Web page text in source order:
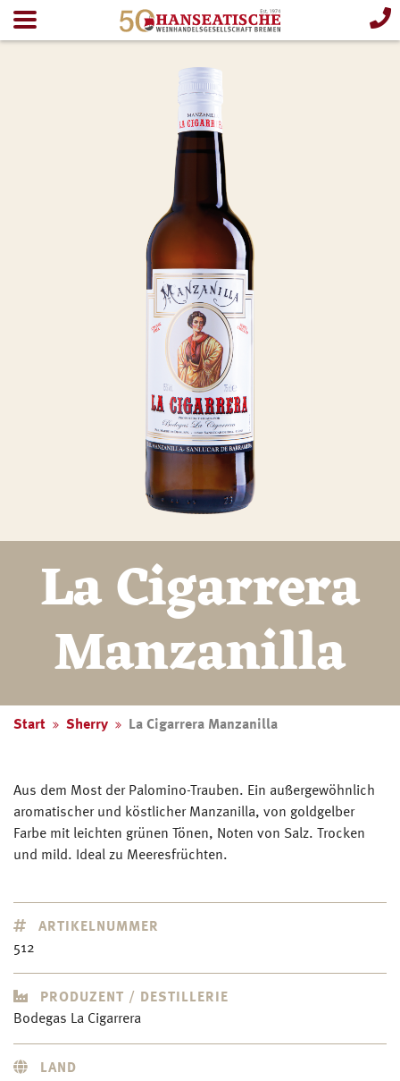
La Cigarrera
Manzanilla
Start Sherry La Cigarrera Manzanilla
Aus dem Most der Palomino-Trauben. Ein außergewöhnlich
aromatischer und köstlicher Manzanilla, von goldgelber
Farbe mit leichten grünen Tönen, Noten von Salz. Trocken
und mild. Ideal zu Meeresfrüchten.
ARTIKELNUMMER
512
PRODUZENT / DESTILLERIE
Bodegas La Cigarrera
LAND